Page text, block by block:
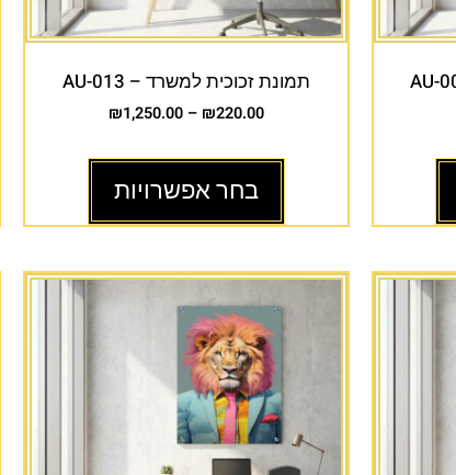
תמונת זכוכית למשרד – AU-013
₪220.00
–
₪1,250.00
בחר אפשרויות